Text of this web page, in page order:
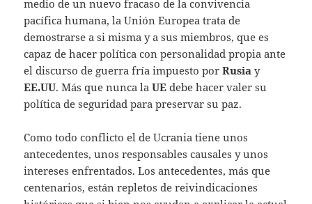
medio de un nuevo fracaso de la convivencia
pacífica humana, la Unión Europea trata de
demostrarse a si misma y a sus miembros, que es
capaz de hacer política con personalidad propia ante
el discurso de guerra fría impuesto porRusiay
EE.UU. Más que nunca laUE debe hacer valer su
política de seguridad para preservar su paz.
Como todo conflicto el de Ucrania tiene unos
antecedentes, unos responsables causales y unos
intereses enfrentados. Los antecedentes, más que
centenarios, están repletos de reivindicaciones